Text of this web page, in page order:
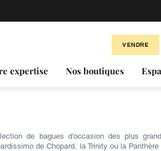
VENDRE
expertise Nos boutiques
de bagues d'occasion des plus
de Chopard, la Trinity ou la